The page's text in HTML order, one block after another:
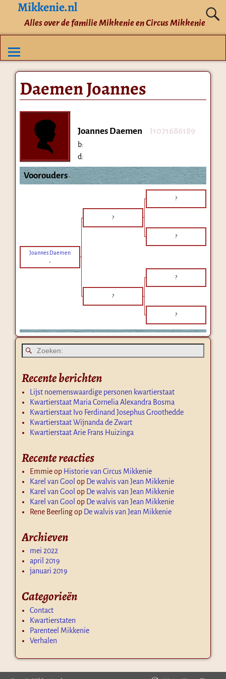
Mikkenie.nl
Alles over de familie Mikkenie en Circus Mikkenie
Daemen Joannes
Joannes Daemen I1071686189
b:
d:
Voorouders
?
?
?
Joannes Daemen
-
?
?
?
Recente berichten
Lijst noemenswaardige personen kwartierstaat
Kwartierstaat Maria Cornelia Alexandra Bosma
Kwartierstaat Ivo Ferdinand Josephus Groothedde
Kwartierstaat Wijnanda de Zwart
Kwartierstaat Arie Frans Huizinga
Recente reacties
Emmieop Historie van Circus Mikkenie
Karel van Gool op De walvis van Jean Mikkenie
Karel van Gool op De walvis van Jean Mikkenie
Karel van Gool op De walvis van Jean Mikkenie
Rene Beerlingop De walvis van Jean Mikkenie
Archieven
mei 2022
april 2019
januari 2019
Categorieën
Contact
Kwartierstaten
Parenteel Mikkenie
Verhalen